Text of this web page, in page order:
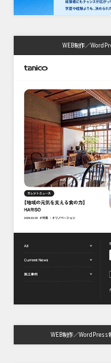
WEB制作
WEB制作 WordPress